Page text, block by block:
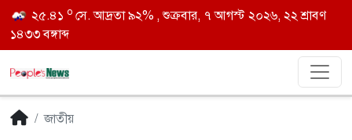
২৫.৪১ o সে. আদ্রতা ৯২% , শুক্রবার, ৭ আগস্ট ২০২৬, ২২ শ্রাবণ
১৪৩৩ বঙ্গাব্দ
জাতীয়